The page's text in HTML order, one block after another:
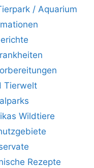
/ Aquarium
Tierwelt
Wildtiere
Rezepte